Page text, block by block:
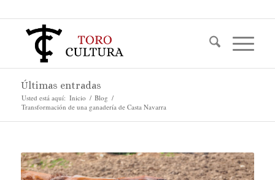
Últimas entradas
Usted está aquí: Inicio / Blog /
Transformación de una ganadería de Casta Navarra